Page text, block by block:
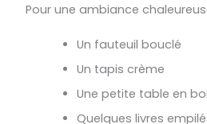
Pour une ambiance
Un fauteuil bouclé
Un tapis crème
Une petite table en
Quelques livres